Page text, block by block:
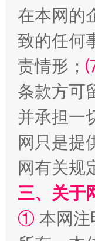
漫山遍野的桃花
在本网的
致的任何
责情形；
条款方可
并承担一
网只是提
网有关规
三、关于
① 本网注